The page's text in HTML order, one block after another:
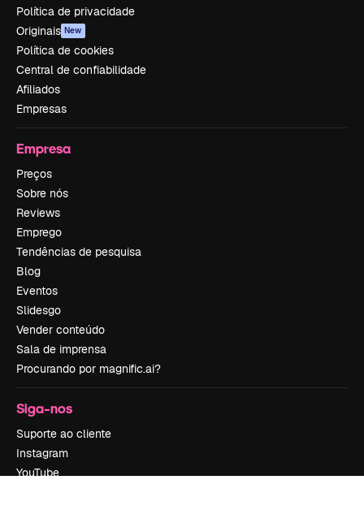
Política de privacidade
Originais New
Política de cookies
Central de confiabilidade
Afiliados
Empresas
Empresa
Preços
Sobre nós
Reviews
Emprego
Tendências de pesquisa
Blog
Eventos
Slidesgo
Vender conteúdo
Sala de imprensa
Procurando por magnific.ai?
Siga-nos
Suporte ao cliente
Instagram
YouTube